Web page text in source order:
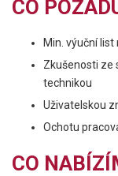
CO
Min. výuční
Zkušenosti ze
technikou
Uživatelskou
Ochotu
CO